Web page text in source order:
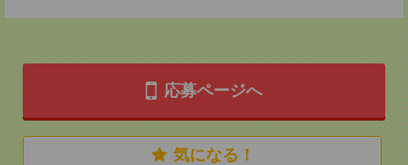
応募ページへ
気になる！